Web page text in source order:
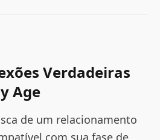
Verdadeiras
Age
de um relacionamento
com sua fase de